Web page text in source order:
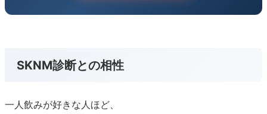
SKNM診断との相性
一人飲みが好きな人ほど、